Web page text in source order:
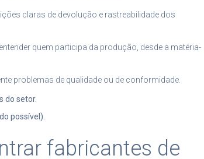
claras de devolução e rastreabilidade dos
quem participa da produção, desde a matéria-
problemas de qualidade ou de conformidade.
do setor.
possível).
fabricantes de